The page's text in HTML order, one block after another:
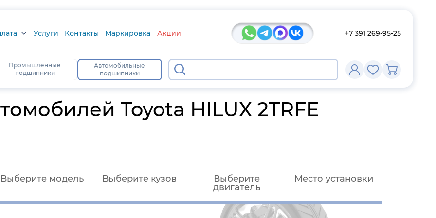
Услуги Контакты Маркировка Акции +7 391 269-95-25
Промышленные
подшипники
Автомобильные
подшипники
Toyota HILUX 2TRFE
Выберите модель Выберите кузов
Выберите
двигатель
Место установки